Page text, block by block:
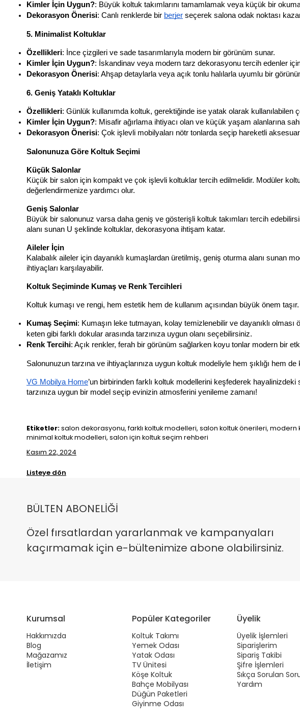
Kimler İçin Uygun?: Büyük koltuk takımlarını tamamlamak veya küçük bir
Dekorasyon Önerisi: Canlı renklerde bir berjer seçerek salona odak noktası
5. Minimalist Koltuklar
Özellikleri: İnce çizgileri ve sade tasarımlarıyla modern bir görünüm sunar.
Kimler İçin Uygun?: İskandinav veya modern tarz dekorasyonu tercih edenler
Dekorasyon Önerisi: Ahşap detaylarla veya açık tonlu halılarla uyumlu bir
6. Geniş Yataklı Koltuklar
Özellikleri: Günlük kullanımda koltuk, gerektiğinde ise yatak olarak kullanılabilen
Kimler İçin Uygun?: Misafir ağırlama ihtiyacı olan ve küçük yaşam alanlarına
Dekorasyon Önerisi: Çok işlevli mobilyaları nötr tonlarda seçip hareketli
Salonunuza Göre Koltuk Seçimi
Küçük Salonlar
Küçük bir salon için kompakt ve çok işlevli koltuklar tercih edilmelidir. Modüler
değerlendirmenize yardımcı olur.
Geniş Salonlar
Büyük bir salonunuz varsa daha geniş ve gösterişli koltuk takımları tercih
alanı sunan U şeklinde koltuklar, dekorasyona ihtişam katar.
Aileler İçin
Kalabalık aileler için dayanıklı kumaşlardan üretilmiş, geniş oturma alanı sunan
ihtiyaçları karşılayabilir.
Koltuk Seçiminde Kumaş ve Renk Tercihleri
Koltuk kumaşı ve rengi, hem estetik hem de kullanım açısından büyük önem taşır.
Kumaş Seçimi: Kumaşın leke tutmayan, kolay temizlenebilir ve dayanıklı
keten gibi farklı dokular arasında tarzınıza uygun olanı seçebilirsiniz.
Renk Tercihi: Açık renkler, ferah bir görünüm sağlarken koyu tonlar modern bir
Salonunuzun tarzına ve ihtiyaçlarınıza uygun koltuk modeliyle hem şıklığı hem
VG Mobilya Home’un birbirinden farklı koltuk modellerini keşfederek
tarzınıza uygun bir model seçip evinizin atmosferini yenileme zamanı!
Etiketler:salon dekorasyonu, farklı koltuk modelleri, salon koltuk önerileri,
minimal koltuk modelleri, salon için koltuk seçim rehberi
Kasım 22, 2024
Listeye dön
BÜLTEN ABONELİĞİ
Özel fırsatlardan yararlanmak ve kampanyaları
kaçırmamak için e-bültenimize abone olabilirsiniz.
Kurumsal
Hakkımızda
Blog
Mağazamız
İletişim
Popüler Kategoriler
Koltuk Takımı
Yemek Odası
Yatak Odası
TV Ünitesi
Köşe Koltuk
Bahçe Mobilyası
Düğün Paketleri
Giyinme Odası
Üyelik
Üyelik İşlemleri
Siparişlerim
Sipariş Takibi
Şifre İşlemleri
Sıkça Sorulan
Yardım